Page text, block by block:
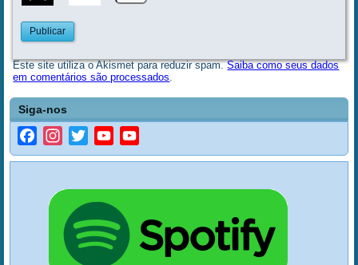
Este site utiliza o Akismet para reduzir spam.Saiba como seus dados
em comentários são processados
Siga-nos
FacebookInstagramTwitterYouTube
Channel